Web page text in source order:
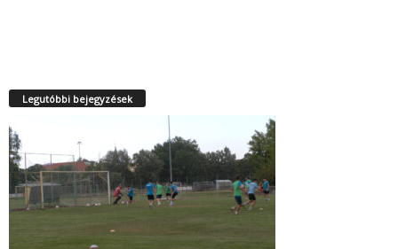
Legutóbbi bejegyzések